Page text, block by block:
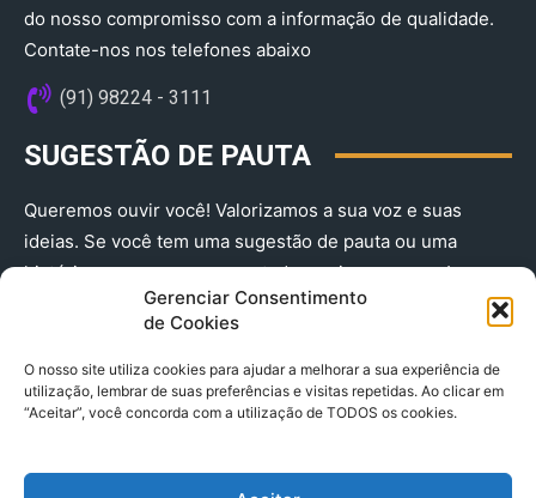
Gerenciar Consentimento
de Cookies
O nosso site utiliza cookies para ajudar a melhorar a sua experiência de
utilização, lembrar de suas preferências e visitas repetidas. Ao clicar em
“Aceitar”, você concorda com a utilização de TODOS os cookies.
do nosso compromisso com a informação de qualidade.
Contate-nos nos telefones abaixo
(91) 98224 - 3111
SUGESTÃO DE PAUTA
Queremos ouvir você! Valorizamos a sua voz e suas
ideias. Se você tem uma sugestão de pauta ou uma
história que merece ser contada, envie-nos agora!
(91) 98224 - 3111